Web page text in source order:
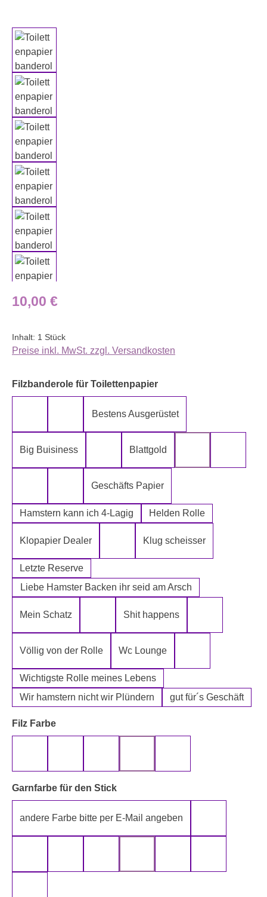
Regulärer Preis:
10,00 €
Inhalt: 1 Stück
Preise inkl. MwSt. zzgl. Versandkosten
Filzbanderole für Toilettenpapierauswählen
5-Lagig ich kann´s mir leisten
Alter spielt keine Rolle
Bestens Ausgerüstet
Big Buisiness
Bitte bleiben sie während der
Blattgold
Fugen Reiniger
Fürn Arsch
Geschäfts Papier
Hamstern kann ich 4-Lagig Helden Rolle
Klopapier Dealer
Klopapier Mafia
Klug scheisser
Letzte Reserve
Liebe Hamster Backen ihr seid am Arsch
Mein Schatz
Psssst Hamster Ware
Shit happens
Völlig von der Rolle Wc Lounge
Wichtigste Rolle meines Lebens
Wir hamstern nicht wir Plündern
gut für´s Geschäft
Filz Farbeauswählen
Garnfarbe für den Stickauswählen
andere Farbe bitte per E-Mail angeben